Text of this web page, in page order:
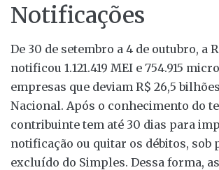
Notificações
De 30 de setembro a 4 de outubro, a
notificou 1.121.419 MEI e 754.915
empresas que deviam R$ 26,5
Nacional. Após o conhecimento do
contribuinte tem até 30 dias para
notificação ou quitar os débitos, sob
excluído do Simples. Dessa forma,